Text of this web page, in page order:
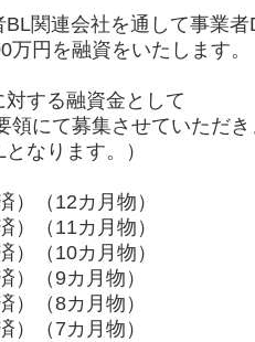
関連会社を通して事業者
円を融資をいたします。
する融資金として
領にて募集させていただ
なります。）
）（12カ月物）
）（11カ月物）
）（10カ月物）
）（9カ月物）
）（8カ月物）
）（7カ月物）